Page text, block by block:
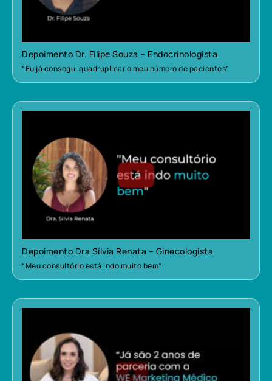
Depoimento Dr. Filipe Souza – Endocrinologista
“Eu já consegui quadruplicar o meu número de pacientes”
Depoimento Dra Sílvia Renata – Ginecologista
“Meu consultório está indo muito bem”